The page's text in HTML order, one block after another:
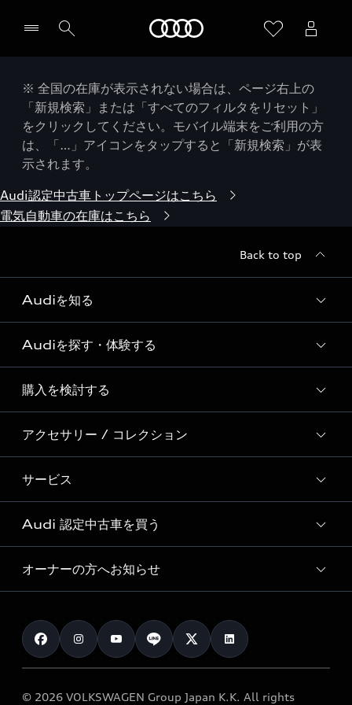
※ 全国の在庫が表示されない場合は、ページ右上の
「新規検索」または「すべてのフィルタをリセット」
をクリックしてください。モバイル端末をご利用の方
は、「…」アイコンをタップすると「新規検索」が表
示されます。
Audi認定中古車トップページはこちら
電気自動車の在庫はこちら
Back to top
Audiを知る
Audi ブランド
Story of Progress
Audi Sport
Formula 1®
デジタルサービス
Audiを探す・体験する
ディーラー検索
新車在庫検索
試乗車・展示車検索
見積り依頼
試乗予約
購入を検討する
モデル一覧
特別仕様モデル / 限定モデル
e-tronラインアップ
価格シミュレーション
車両比較
カタログ一覧
アクセサリー / コレクション
純正アクセサリー
オンラインショップ
Audi collection
アウディナビアプリ
サービス
サービス入庫予約
サービスプログラム
メンテナンス
車検 / 定期点検
e-tronアフターサポート
Audi 認定中古車を買う
Audi認定中古車
クオリティ
保証
メンテナンス
オーナーの方へお知らせ
お知らせ
オーナー様向けキャンペーン
© 2026 VOLKSWAGEN Group Japan K.K. All rights